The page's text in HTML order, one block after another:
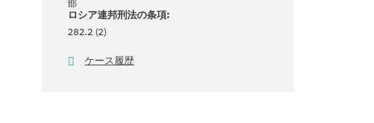
部
ロシア連邦刑法の条項:
282.2 (2)
ケース履歴